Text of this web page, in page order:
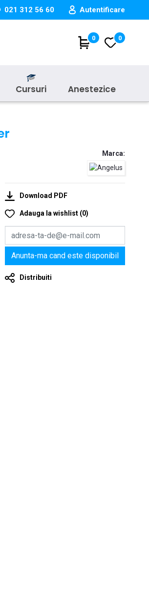
021 312 56 60 Autentificare
0) 0
Cursuri Anestezice
Marca:
Download PDF
Adauga la wishlist (0)
Anunta-ma cand este disponibil
Distribuiti